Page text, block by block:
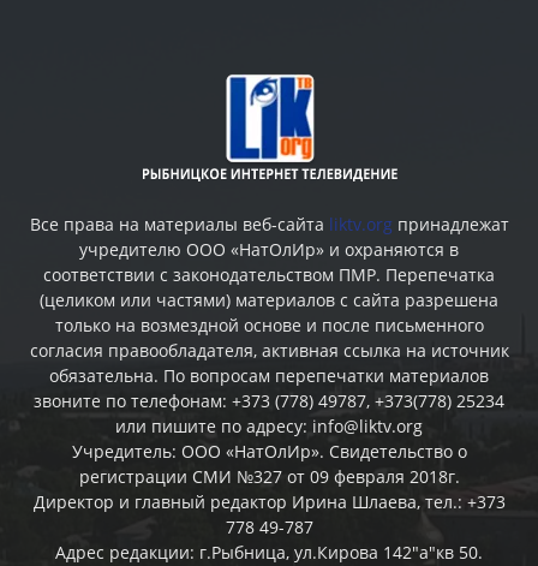
Все права на материалы веб-сайта liktv.org принадлежат
учредителю ООО «НатОлИр» и охраняются в
соответствии с законодательством ПМР. Перепечатка
(целиком или частями) материалов c сайта разрешена
только на возмездной основе и после письменного
согласия правообладателя, активная ссылка на источник
обязательна. По вопросам перепечатки материалов
звоните по телефонам: +373 (778) 49787, +373(778) 25234
или пишите по адресу: info@liktv.org
Учредитель: ООО «НатОлИр». Свидетельство о
регистрации СМИ №327 от 09 февраля 2018г.
Директор и главный редактор Ирина Шлаева, тел.: +373
778 49-787
Адрес редакции: г.Рыбница, ул.Кирова 142"а"кв 50.